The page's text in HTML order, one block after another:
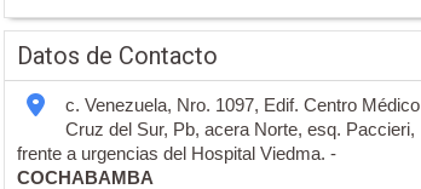
Datos de Contacto
c. Venezuela, Nro. 1097, Edif. Centro Médico
Cruz del Sur, Pb, acera Norte, esq. Paccieri,
frente a urgencias del Hospital Viedma. -
COCHABAMBA